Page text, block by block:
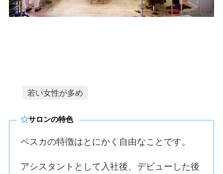
若い女性が多め
サロンの特色
ペスカの特徴はとにかく自由なことです。
アシスタントとして入社後、デビューした後